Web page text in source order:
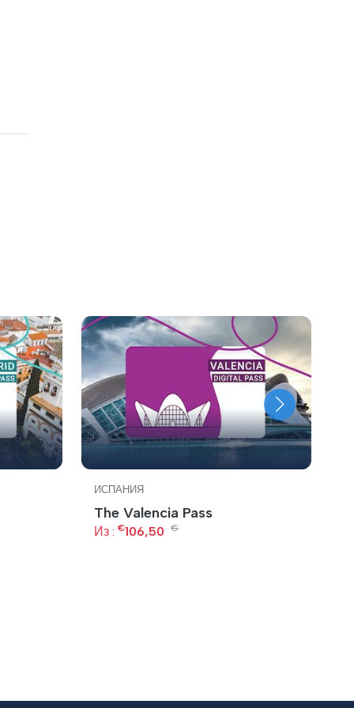
ИСПАНИЯ
The Valencia Pass
Из : €106,50 €